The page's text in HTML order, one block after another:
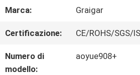
CONTATTICI
Marca: Graigar
Certificazione: CE/ROHS/SGS/
Numero di
modello:
aoyue908+